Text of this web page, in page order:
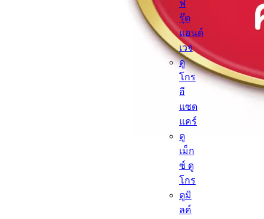
ฟ
รุ๊ต
แอนด์
เวจ
ดู
โกร
อี
แซด
แคร์
ดู
เม็ก
ซ์ ดู
โกร
ดูมิ
ลค์